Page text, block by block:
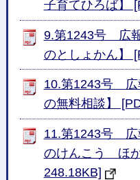
子育てひろば】
9.第1243号 広
のとしょかん】
10.第1243号
の無料相談】
11.第1243号
のけんこう ほ
248.18KB]